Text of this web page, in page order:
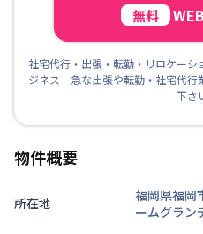
無料
社宅代行・出張・転勤・リロケー
ジネス 急な出張や転勤・社宅代行
下さ
物件概要
所在地 福岡県福岡
ームグラン